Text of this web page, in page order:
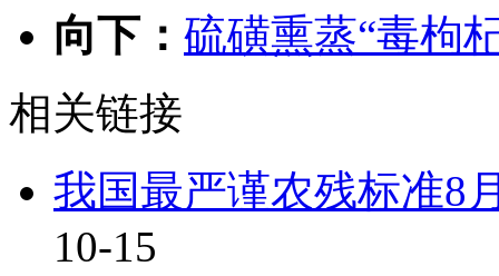
向下： 硫磺熏蒸“毒枸
相关链接
我国最严谨农残标准8
10-15